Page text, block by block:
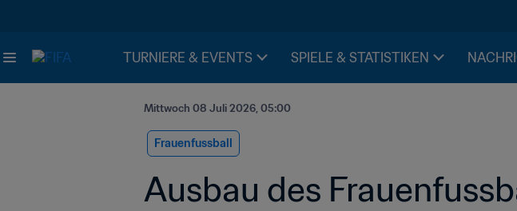
TURNIERE & EVENTS SPIELE & STATISTIKEN
Mittwoch 08 Juli 2026, 05:00
Frauenfussball
Ausbau des